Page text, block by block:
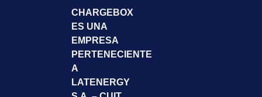
CHARGEBOX
ES UNA
EMPRESA
PERTENECIENTE
A
LATENERGY